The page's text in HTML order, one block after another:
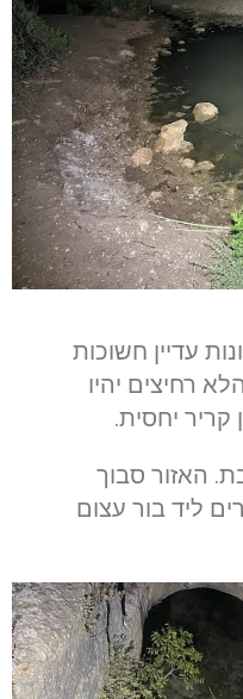
עדיין חשוכות
רחיצים יהיו
יחסית.
האזור סבוך
ליד בור עצום